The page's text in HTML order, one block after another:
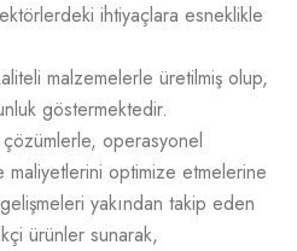
ihtiyaçlara esneklikle
malzemelerle üretilmiş olup,
göstermektedir.
operasyonel
maliyetlerini optimize etmelerine
yakından takip eden
ürünler sunarak,